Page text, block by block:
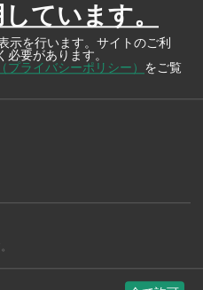
中央銀行が政策金利を
加したこと◆2月の旧正月に
では、米連邦最高裁判所が
ンプ米大統領が新たな関税政
げられている。
低迷していること◆カンボジ
ると懸念を示した。
昇した。果物収穫量の増加や
ています。
示を行います。サイトのご利
要があります。
プライバシーポリシー） をご覧